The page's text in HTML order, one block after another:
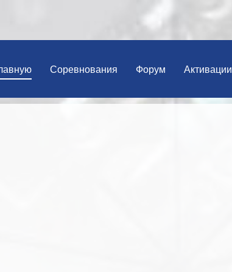
Соревнования Форум Активации